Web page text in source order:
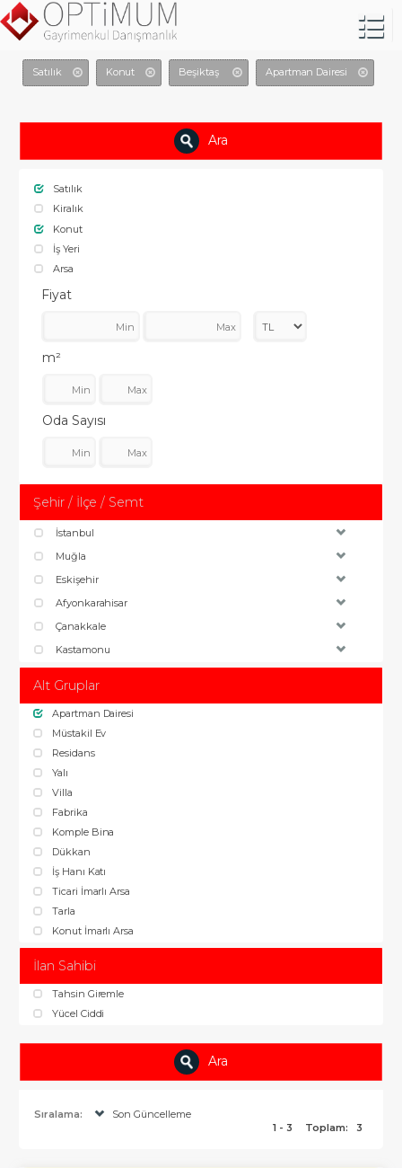
Satılık Konut Beşiktaş Apartman Dairesi
Ara
Satılık
Kiralık
Konut
İş Yeri
Arsa
Fiyat
m²
Oda Sayısı
Şehir / İlçe / Semt
İstanbul
Muğla
Eskişehir
Afyonkarahisar
Çanakkale
Kastamonu
Alt Gruplar
Apartman Dairesi
Müstakil Ev
Residans
Yalı
Villa
Fabrika
Komple Bina
Dükkan
İş Hanı Katı
Ticari İmarlı Arsa
Tarla
Konut İmarlı Arsa
İlan Sahibi
Tahsin Giremle
Yücel Ciddi
Ara
Sıralama:
Son Güncelleme
1 - 3
Toplam: 3